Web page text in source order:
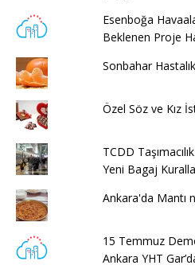
Esenboğa
Beklenen Proje
Sonbahar
Özel Söz ve Kız
TCDD
Yeni Bagaj
Ankara'da Mantı
15 Temmuz
Ankara YHT